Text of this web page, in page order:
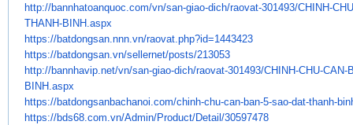
http://bannhatoanquoc.com/vn/san-giao-dich/raovat-301493/CHINH-
THANH-BINH.aspx
https://batdongsan.nnn.vn/raovat.php?id=1443423
https://batdongsan.vn/sellernet/posts/213053
http://bannhavip.net/vn/san-giao-dich/raovat-301493/CHINH-CHU-CAN-
BINH.aspx
https://batdongsanbachanoi. com/chinh-chu-can-ban-5-sao-dat-thanh-
https://bds68.com.vn/Admin/Product/Detail/30597478